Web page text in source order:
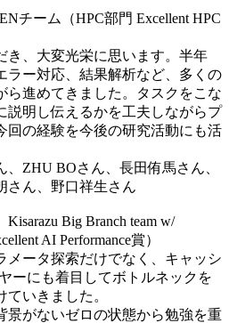
チーム（HPC部門 Excellent HPC
き、大変光栄に思います。半年
ラー対応、結果解析など、多くの
ら進めてきました。タスクをこな
説明し伝えるかを工夫しながらプ
回の経験を今後の研究活動にも活
ZHU BOさん、長田侑馬さん、
さん、野口祥生さん
Big Branch team w/
AI Performance賞）
メータ探索だけでなく、キャッシ
ーにも着目してボトルネックを
いきました。
景がないゼロの状態から勉強を重